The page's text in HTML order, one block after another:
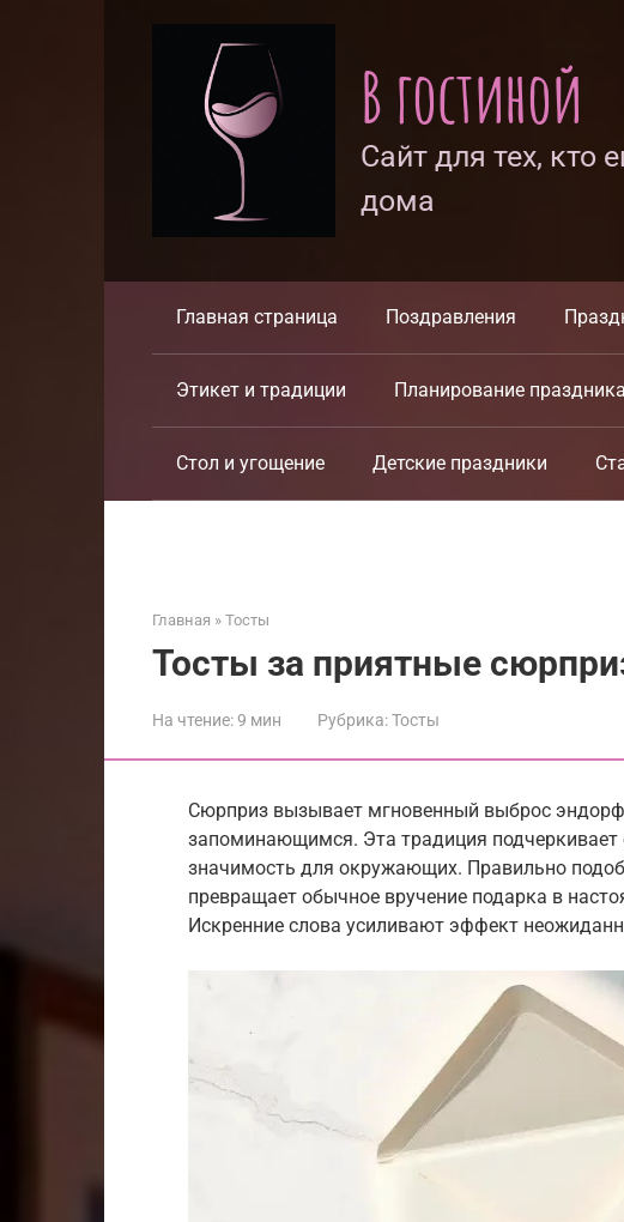
В гостиной
Сайт для тех, кто
дома
Главная страница Поздравления
Этикет и традиции Планирование праздника
Стол и угощение Детские праздники
Главная » Тосты
Тосты за приятные
На чтение:9 мин Рубрика:Тосты
Сюрприз вызывает мгновенный выброс
запоминающимся. Эта традиция подчеркивает
значимость для окружающих. Правильно
превращает обычное вручение подарка в
Искренние слова усиливают эффект